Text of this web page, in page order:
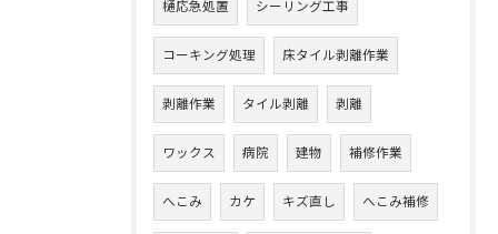
樋応急処置 シーリング工事
コーキング処理 床タイル剥離作業
剥離作業 タイル剥離 剥離
ワックス 病院 建物 補修作業
へこみ カケ キズ直し へこみ補修